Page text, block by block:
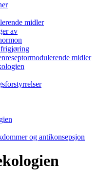
midler
av
midler
og antikonsepsjon